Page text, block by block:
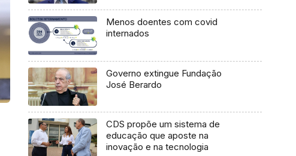
Menos doentes com covid
internados
Governo extingue Fundação
José Berardo
CDS propõe um sistema de
educação que aposte na
inovação e na tecnologia